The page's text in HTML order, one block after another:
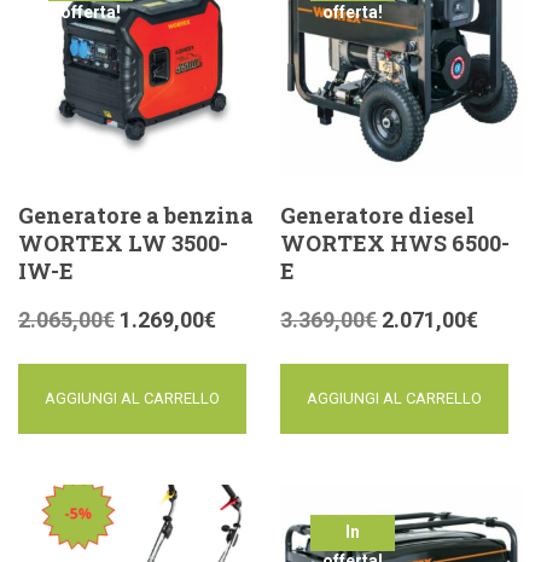
offerta!
Generatore a benzina
WORTEX LW 3500-
IW-E
2.065,00€ 1.269,00€
AGGIUNGI AL CARRELLO
offerta!
Generatore diesel
WORTEX HWS 6500-
E
3.369,00€ 2.071,00€
AGGIUNGI AL CARRELLO
In